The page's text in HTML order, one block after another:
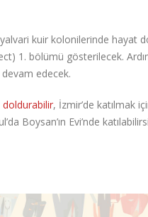
kuir kolonilerinde hayat
1. bölümü gösterilecek.
edecek.
, İzmir’de katılmak
Boysan’ın Evi’nde